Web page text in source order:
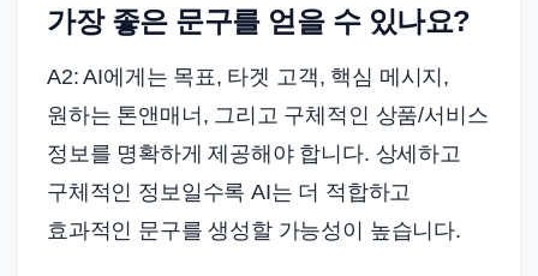
가장 좋은 문구를 얻을 수 있나요?
A2: AI에게는 목표, 타겟 고객, 핵심 메시지,
원하는 톤앤매너, 그리고 구체적인 상품/서비스
정보를 명확하게 제공해야 합니다. 상세하고
구체적인 정보일수록 AI는 더 적합하고
효과적인 문구를 생성할 가능성이 높습니다.